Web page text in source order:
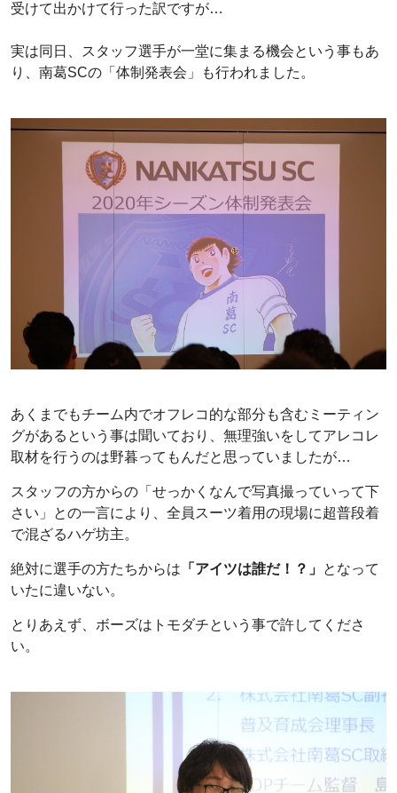
受けて出かけて行った訳ですが…
実は同日、スタッフ選手が一堂に集まる機会という事もあ
り、南葛SCの「体制発表会」も行われました。
あくまでもチーム内でオフレコ的な部分も含むミーティン
グがあるという事は聞いており、無理強いをしてアレコレ
取材を行うのは野暮ってもんだと思っていましたが…
スタッフの方からの「せっかくなんで写真撮っていって下
さい」との一言により、全員スーツ着用の現場に超普段着
で混ざるハゲ坊主。
絶対に選手の方たちからは 「アイツは誰だ！？」 となって
いたに違いない。
とりあえず、ボーズはトモダチという事で許してくださ
い。